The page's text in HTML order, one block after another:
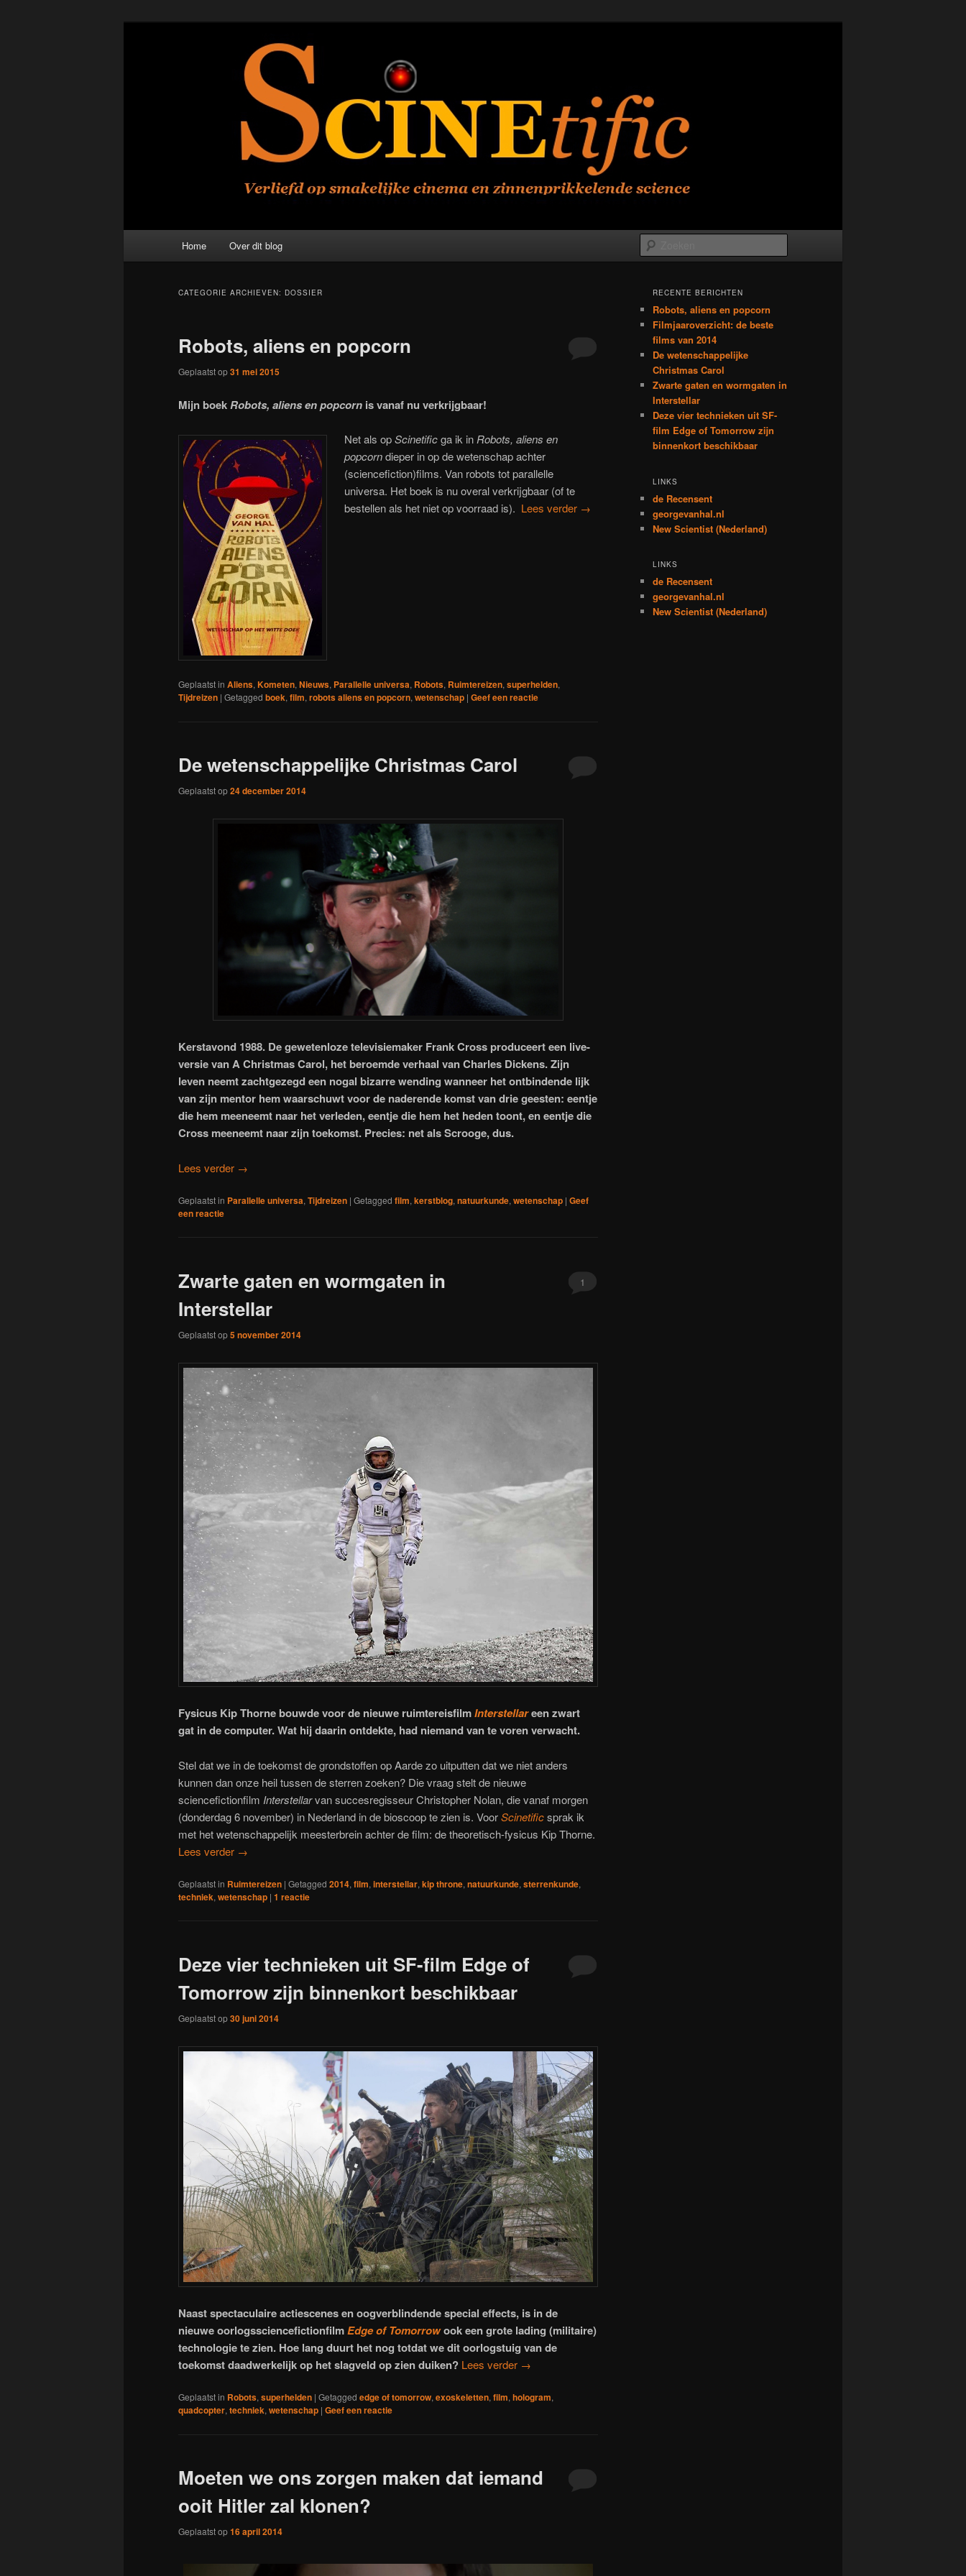
Scinetific
Home Over dit blog
CATEGORIE ARCHIEVEN: DOSSIER
Robots, aliens en popcorn
Geplaatst op31 mei 2015
Mijn boekRobots, aliens en popcorn is vanaf nu verkrijgbaar!
Net als opScinetificga ik in Robots, aliens en
popcorndieper in op de wetenschap achter
(sciencefiction)films. Van robots tot parallelle
universa. Het boek is nu overal verkrijgbaar (of te
bestellen als het niet op voorraad is). Lees verder →
Geplaatst in Aliens, Kometen, Nieuws, Parallelle universa, Robots, Ruimtereizen, superhelden,
Tijdreizen | Getagged boek, film, robots aliens en popcorn, wetenschap | Geef een reactie
De wetenschappelijke Christmas Carol
Geplaatst op24 december 2014
Kerstavond 1988. De gewetenloze televisiemaker Frank Cross produceert een live-
versie van A Christmas Carol, het beroemde verhaal van Charles Dickens. Zijn
leven neemt zachtgezegd een nogal bizarre wending wanneer het ontbindende lijk
van zijn mentor hem waarschuwt voor de naderende komst van drie geesten: eentje
die hem meeneemt naar het verleden, eentje die hem het heden toont, en eentje die
Cross meeneemt naar zijn toekomst. Precies: net als Scrooge, dus.
Lees verder →
Geplaatst in Parallelle universa, Tijdreizen | Getagged film, kerstblog, natuurkunde, wetenschap | Geef
een reactie
Zwarte gaten en wormgaten in
Interstellar
Geplaatst op5 november 2014
1
Fysicus Kip Thorne bouwde voor de nieuwe ruimtereisfilmInterstellareen zwart
gat in de computer. Wat hij daarin ontdekte, had niemand van te voren verwacht.
Stel dat we in de toekomst de grondstoffen op Aarde zo uitputten dat we niet anders
kunnen dan onze heil tussen de sterren zoeken? Die vraag stelt de nieuwe
sciencefictionfilm Interstellarvan succesregisseur Christopher Nolan, die vanaf morgen
(donderdag 6 november) in Nederland in de bioscoop te zien is. VoorScinetificsprak ik
met het wetenschappelijk meesterbrein achter de film: de theoretisch-fysicus Kip Thorne.
Lees verder →
Geplaatst in Ruimtereizen | Getagged 2014, film, interstellar, kip throne, natuurkunde, sterrenkunde,
techniek, wetenschap | 1 reactie
Deze vier technieken uit SF-film Edge of
Tomorrow zijn binnenkort beschikbaar
Geplaatst op30 juni 2014
Naast spectaculaire actiescenes en oogverblindende special effects, is in de
nieuwe oorlogssciencefictionfilmEdge of Tomorrowook een grote lading (militaire)
technologie te zien. Hoe lang duurt het nog totdat we dit oorlogstuig van de
toekomst daadwerkelijk op het slagveld op zien duiken? Lees verder →
Geplaatst in Robots, superhelden | Getagged edge of tomorrow, exoskeletten, film, hologram,
quadcopter, techniek, wetenschap | Geef een reactie
Moeten we ons zorgen maken dat iemand
ooit Hitler zal klonen?
Geplaatst op16 april 2014
RECENTE BERICHTEN
Robots, aliens en popcorn
Filmjaaroverzicht: de beste
films van 2014
De wetenschappelijke
Christmas Carol
Zwarte gaten en wormgaten in
Interstellar
Deze vier technieken uit SF-
film Edge of Tomorrow zijn
binnenkort beschikbaar
LINKS
de Recensent
georgevanhal.nl
New Scientist (Nederland)
LINKS
de Recensent
georgevanhal.nl
New Scientist (Nederland)